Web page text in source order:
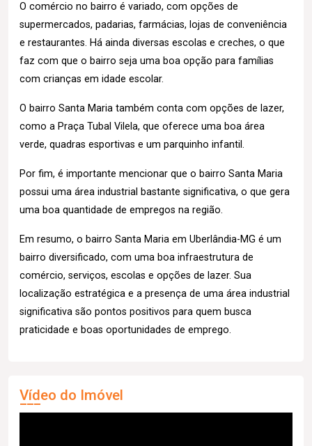
O comércio no bairro é variado, com opções de
supermercados, padarias, farmácias, lojas de conveniência
e restaurantes. Há ainda diversas escolas e creches, o que
faz com que o bairro seja uma boa opção para famílias
com crianças em idade escolar.
O bairro Santa Maria também conta com opções de lazer,
como a Praça Tubal Vilela, que oferece uma boa área
verde, quadras esportivas e um parquinho infantil.
Por fim, é importante mencionar que o bairro Santa Maria
possui uma área industrial bastante significativa, o que gera
uma boa quantidade de empregos na região.
Em resumo, o bairro Santa Maria em Uberlândia-MG é um
bairro diversificado, com uma boa infraestrutura de
comércio, serviços, escolas e opções de lazer. Sua
localização estratégica e a presença de uma área industrial
significativa são pontos positivos para quem busca
praticidade e boas oportunidades de emprego.
Vídeo do Imóvel